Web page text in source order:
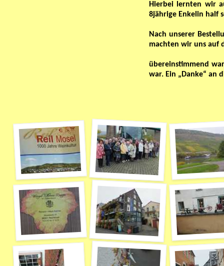
Hierbei lernten wir
8jährige Enkelin half
Nach unserer
machten wir uns auf
übereinstimmend
war. Ein „Danke“ an